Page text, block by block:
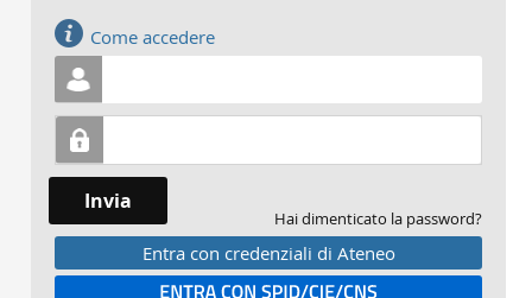
Come accedere
Invia
Hai dimenticato la password?
Entra con credenziali di Ateneo